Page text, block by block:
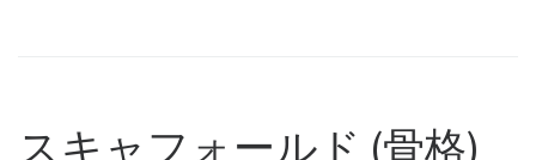
スキャフォールド (骨格)